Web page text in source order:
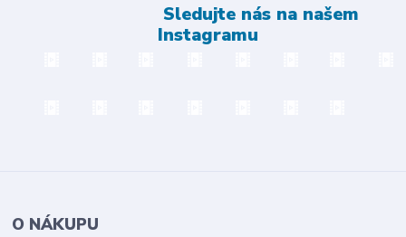
Sledujte nás na našem
Instagramu
O NÁKUPU